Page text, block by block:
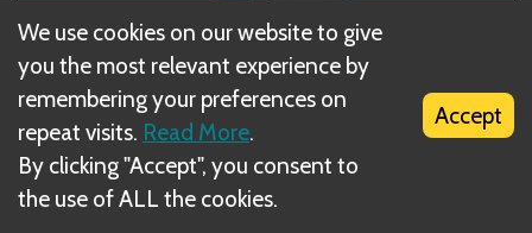
We use cookies on our website to give
you the most relevant experience by
remembering your preferences on
repeat visits. Read More.
By clicking "Accept", you consent to
the use of ALL the cookies.
Accept